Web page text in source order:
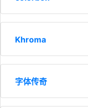
Khroma
字体传奇